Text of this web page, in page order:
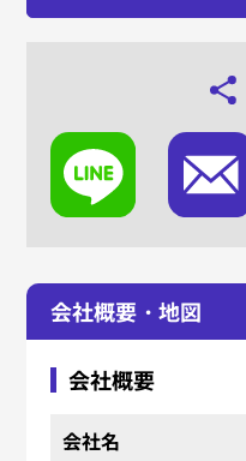
会社概要・地図
会社概要
会社名